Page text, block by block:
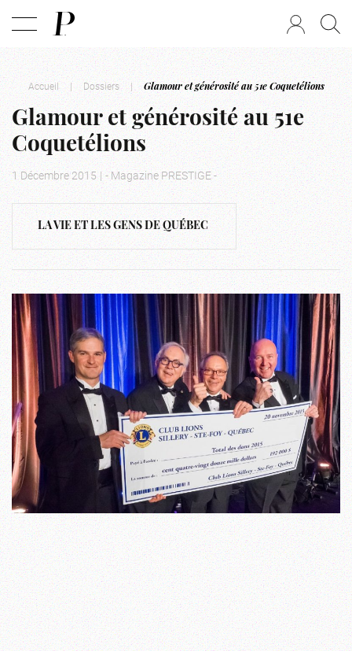
Accueil | Dossiers | Glamour et générosité au 51e Coquetélions
Glamour et générosité au 51e
Coquetélions
1 Décembre 2015 | - Magazine PRESTIGE -
LA VIE ET LES GENS DE QUÉBEC